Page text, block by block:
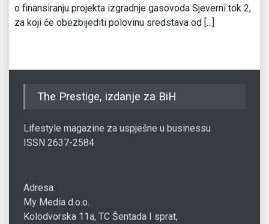
o finansiranju projekta izgradnje gasovoda Sjeverni tok 2,
za koji će obezbijediti polovinu sredstava od [...]
The Prestige, izdanje za BiH
Lifestyle magazine za uspješne u businessu
ISSN 2637-2584
Adresa:
My Media d.o.o.
Kolodvorska 11a, TC Šentada I sprat,